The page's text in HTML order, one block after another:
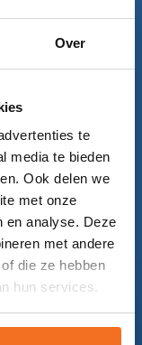
Over
te
media te bieden
Ook delen we
met onze
en analyse. Deze
met andere
die ze hebben
hun services.